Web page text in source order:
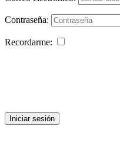
Contraseña:
Recordarme:
Iniciar sesión